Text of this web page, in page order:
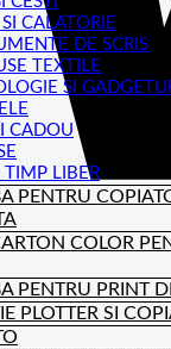
CALATORIE
DE SCRIS
TEXTILE
SI
CADOU
TIMP LIBER
PENTRU
COLOR
PENTRU PRINT
PLOTTER SI